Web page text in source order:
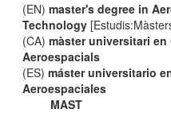
(EN)master's degree in
Technology
(CA)màster universitari
Aeroespacials
(ES)máster universitario
Aeroespaciales
MAST